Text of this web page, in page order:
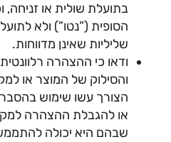
בתועלת שולית או זניחה,
הסופית (”נטו”) ולא
שליליות שאינן מדווחות.
ודאו כי ההצהרה
והסילוק של המוצר או
הצורך עשו שימוש
או להגבלת ההצהרה
שבהם היא יכולה